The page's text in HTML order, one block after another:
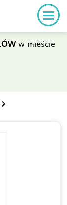
w mieście